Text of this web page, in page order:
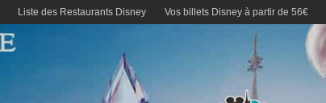
Liste des Restaurants Disney Vos billets Disney à partir de 56€